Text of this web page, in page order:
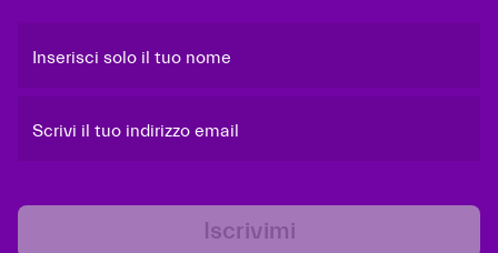
Inserisci solo il tuo nome
Scrivi il tuo indirizzo email
Iscrivimi